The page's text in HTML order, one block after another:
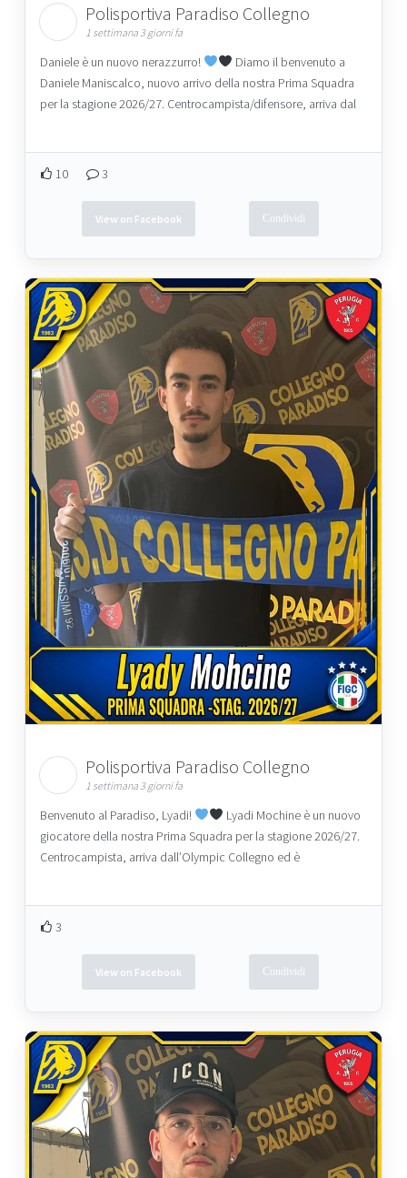
Polisportiva Paradiso Collegno
1 settimana 3 giorni fa
Daniele è un nuovo nerazzurro!
Diamo il benvenuto a
Daniele Maniscalco, nuovo arrivo della nostra Prima Squadra
per la stagione 2026/27. Centrocampista/difensore, arriva dal
10 3
View on Facebook Condividi
Polisportiva Paradiso Collegno
1 settimana 3 giorni fa
Benvenuto al Paradiso, Lyadi!
Lyadi Mochine è un nuovo
giocatore della nostra Prima Squadra per la stagione 2026/27.
Centrocampista, arriva dall’Olympic Collegno ed è
3
View on Facebook Condividi